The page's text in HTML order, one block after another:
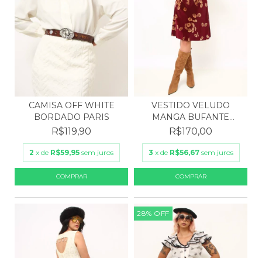
CAMISA OFF WHITE
BORDADO PARIS
R$119,90
2 x de R$59,95 sem juros
VESTIDO VELUDO
MANGA BUFANTE
OUTONO
R$170,00
3 x de R$56,67 sem juros
28% OFF